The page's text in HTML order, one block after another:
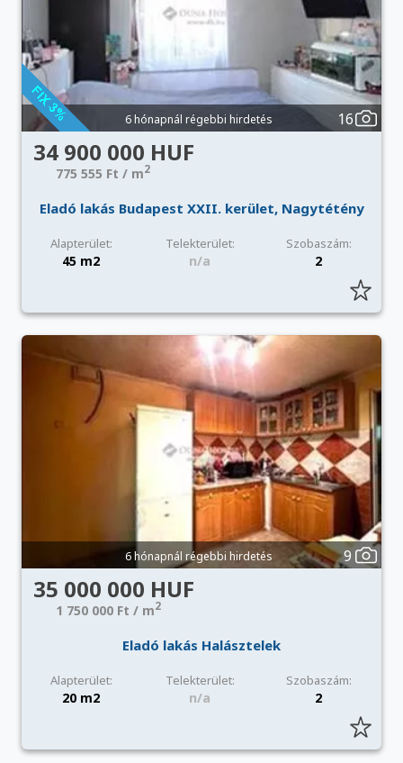
6 hónapnál régebbi hirdetés 16
34 900 000 HUF
775 555 Ft / m2
Eladó lakás Budapest XXII. kerület, Nagytétény
Alapterület: Telekterület: Szobaszám:
45 m2 n/a 2
6 hónapnál régebbi hirdetés 9
35 000 000 HUF
1 750 000 Ft / m2
Eladó lakás Halásztelek
Alapterület: Telekterület: Szobaszám:
20 m2 n/a 2